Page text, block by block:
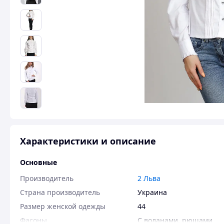
Характеристики и описание
Основные
Производитель
2 Льва
Страна производитель
Украина
Размер женской одежды
44
Фасоны
С воланами, рюшами